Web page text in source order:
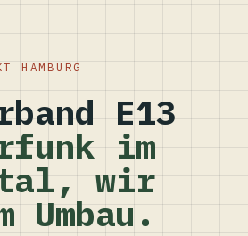
HAMBURG
E13
im
wir